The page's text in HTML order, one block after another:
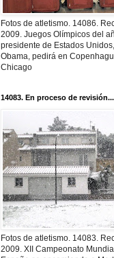
Fotos de atletismo. 14086.
2009. Juegos Olímpicos del
presidente de Estados
Obama, pedirá en
Chicago
14083. En proceso de revisión...
Fotos de atletismo. 14083.
2009. XII Campeonato